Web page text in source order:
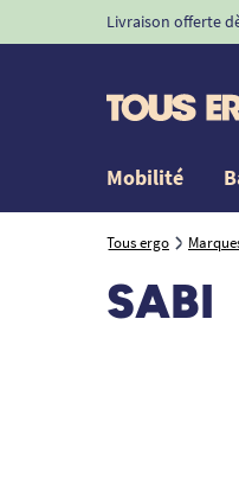
Livraison offerte
Mobilité
Tous ergo
SABI